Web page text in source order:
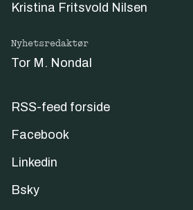
Kristina Fritsvold Nilsen
Nyhetsredaktør
Tor M. Nondal
RSS-feed forside
Facebook
Linkedin
Bsky